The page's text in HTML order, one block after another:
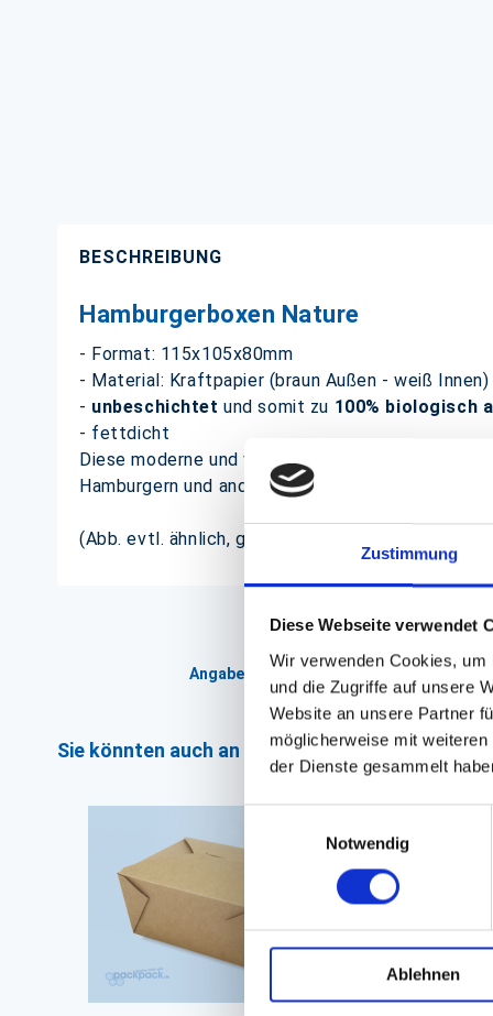
Zustimmung
Diese Webseite verwendet
Wir verwenden Cookies,
und die Zugriffe auf unsere
Website an unsere Partner
möglicherweise mit
der Dienste gesammelt
Notwendig
Ablehnen
BESCHREIBUNG
Hamburgerboxen Nature
- Format: 115x105x80mm
- Material: Kraftpapier (braun Außen - weiß Innen)
- unbeschichtet und somit zu 100% biologisch
- fettdicht
Diese moderne und vor allem
Hamburgern und anderen Snacks.
(Abb. evtl. ähnlich, ggf. ohne Dekoration)
Angaben zur Informationspflichten der
Sie könnten auch an folgenden Artikeln